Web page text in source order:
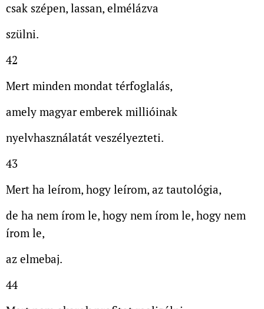
csak szépen, lassan, elmélázva
szülni.
42
Mert minden mondat térfoglalás,
amely magyar emberek millióinak
nyelvhasználatát veszélyezteti.
43
Mert ha leírom, hogy leírom, az tautológia,
de ha nem írom le, hogy nem írom le, hogy nem
írom le,
az elmebaj.
44